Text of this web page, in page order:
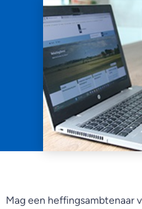
Mag een heffingsambtenaar